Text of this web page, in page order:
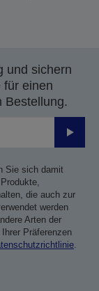
und sichern
für einen
Bestellung.
Sie sich damit
die auch zur
werden
Arten der
Präferenzen